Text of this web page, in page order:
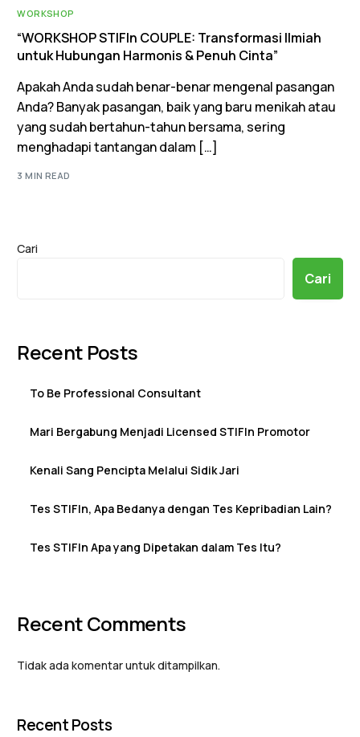
WORKSHOP
“WORKSHOP STIFIn COUPLE: Transformasi Ilmiah
untuk Hubungan Harmonis & Penuh Cinta”
Apakah Anda sudah benar-benar mengenal pasangan
Anda? Banyak pasangan, baik yang baru menikah atau
yang sudah bertahun-tahun bersama, sering
menghadapi tantangan dalam […]
3 MIN READ
Cari
Cari
Recent Posts
To Be Professional Consultant
Mari Bergabung Menjadi Licensed STIFIn Promotor
Kenali Sang Pencipta Melalui Sidik Jari
Tes STIFIn, Apa Bedanya dengan Tes Kepribadian Lain?
Tes STIFIn Apa yang Dipetakan dalam Tes Itu?
Recent Comments
Tidak ada komentar untuk ditampilkan.
Recent Posts